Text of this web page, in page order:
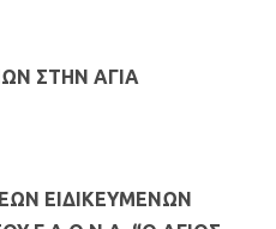
ΣΤΗΝ ΑΓΙΑ
ΕΙΔΙΚΕΥΜΕΝΩΝ